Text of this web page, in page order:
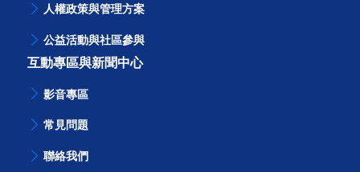
人權政策與管理方案
公益活動與社區參與
互動專區與新聞中心
影音專區
常見問題
聯絡我們